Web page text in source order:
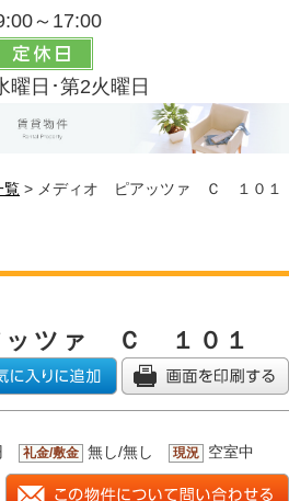
～17:00
曜日･第2火曜日
覧 > メディオ ピアッツァ Ｃ １０１
ツァ Ｃ １０１
礼金/敷金 無し/無し 現況 空室中